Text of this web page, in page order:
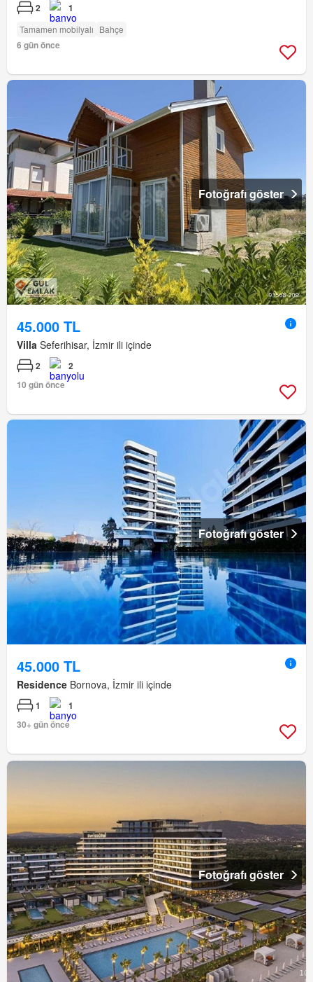
2 1
Tamamen mobilyalı Bahçe
6 gün önce
Fotoğrafı göster
45.000 TL
Villa Seferihisar, İzmir ili içinde
2
2
10 gün önce
Fotoğrafı göster
45.000 TL
Residence Bornova, İzmir ili içinde
1
1
30+ gün önce
Fotoğrafı göster